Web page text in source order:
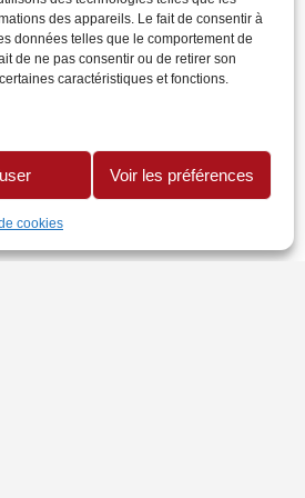
des appareils. Le fait de consentir à
données telles que le comportement de
de ne pas consentir ou de retirer son
caractéristiques et fonctions.
Voir les préférences
cookies